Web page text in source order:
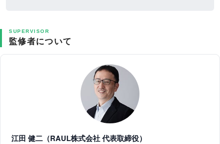
SUPERVISOR
監修者について
江田 健二（RAUL株式会社 代表取締役）